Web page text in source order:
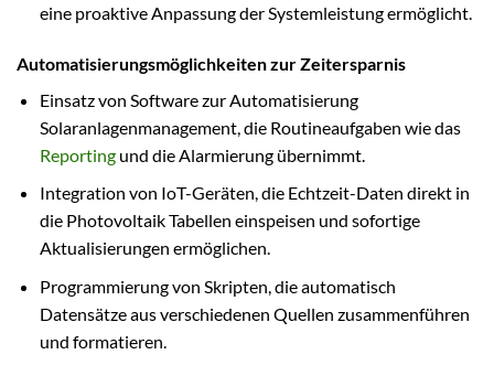
eine proaktive Anpassung der Systemleistung ermöglicht.
Automatisierungsmöglichkeiten zur Zeitersparnis
Einsatz von Software zur Automatisierung
Solaranlagenmanagement, die Routineaufgaben wie das
Reportingund die Alarmierung übernimmt.
Integration von IoT-Geräten, die Echtzeit-Daten direkt in
die Photovoltaik Tabellen einspeisen und sofortige
Aktualisierungen ermöglichen.
Programmierung von Skripten, die automatisch
Datensätze aus verschiedenen Quellen zusammenführen
und formatieren.